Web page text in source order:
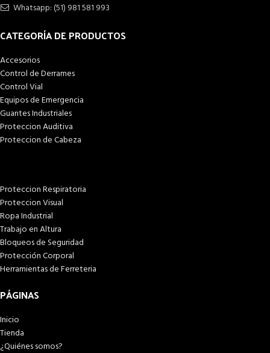
Whatsapp: (51) 981 581 993
CATEGORÍA DE PRODUCTOS
Accesorios
Control de Derrames
Control Vial
Equipos de Emergencia
Guantes Industriales
Proteccion Auditiva
Proteccion de Cabeza
Proteccion Respiratoria
Proteccion Visual
Ropa Industrial
Trabajo en Altura
Bloqueos de Seguridad
Protección Corporal
Herramientas de Ferreteria
PÁGINAS
Inicio
Tienda
¿Quiénes somos?